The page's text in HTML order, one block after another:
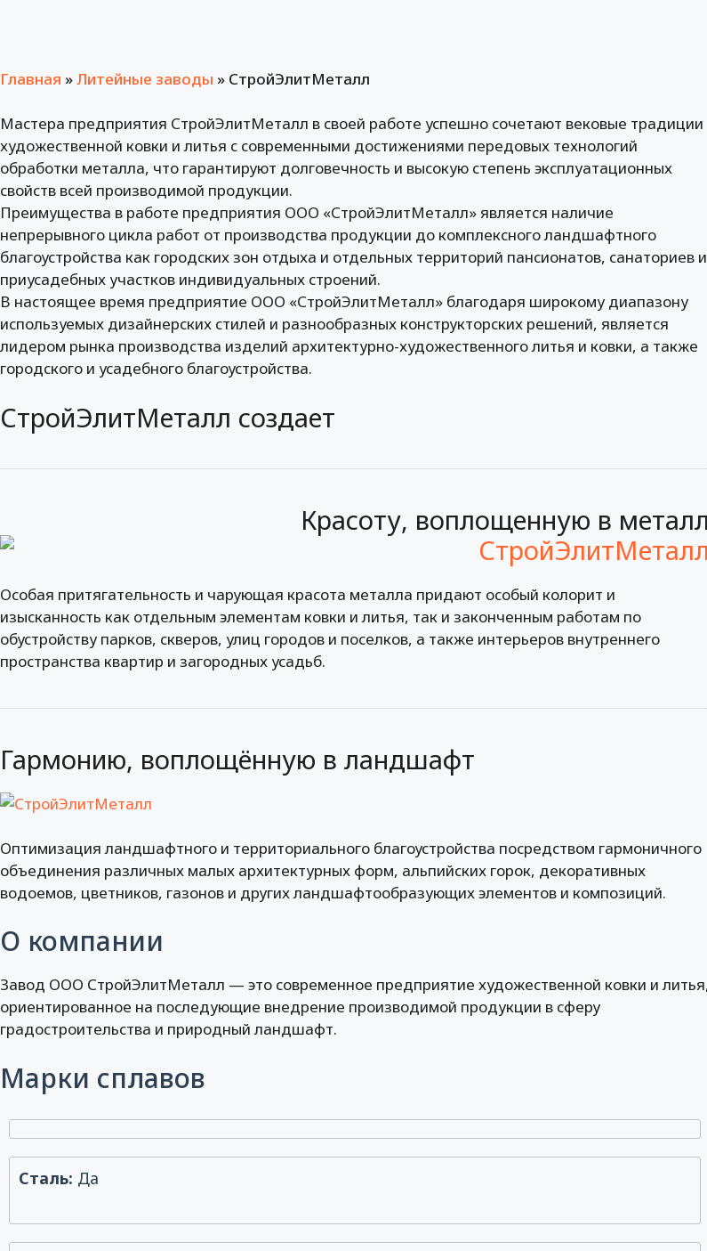
Главная »Литейные заводы » СтройЭлитМеталл
Мастера предприятия СтройЭлитМеталл в своей работе успешно сочетают вековые традиции
художественной ковки и литья с современными достижениями передовых технологий
обработки металла, что гарантируют долговечность и высокую степень эксплуатационных
свойств всей производимой продукции.
Преимущества в работе предприятия ООО «СтройЭлитМеталл» является наличие
непрерывного цикла работ от производства продукции до комплексного ландшафтного
благоустройства как городских зон отдыха и отдельных территорий пансионатов, санаториев и
приусадебных участков индивидуальных строений.
В настоящее время предприятие ООО «СтройЭлитМеталл» благодаря широкому диапазону
используемых дизайнерских стилей и разнообразных конструкторских решений, является
лидером рынка производства изделий архитектурно-художественного литья и ковки, а также
городского и усадебного благоустройства.
СтройЭлитМеталл создает
Красоту, воплощенную в металл
Особая притягательность и чарующая красота металла придают особый колорит и
изысканность как отдельным элементам ковки и литья, так и законченным работам по
обустройству парков, скверов, улиц городов и поселков, а также интерьеров внутреннего
пространства квартир и загородных усадьб.
Гармонию, воплощённую в ландшафт
Оптимизация ландшафтного и территориального благоустройства посредством гармоничного
объединения различных малых архитектурных форм, альпийских горок, декоративных
водоемов, цветников, газонов и других ландшафтообразующих элементов и композиций.
О компании
Завод ООО СтройЭлитМеталл — это современное предприятие художественной ковки и
ориентированное на последующие внедрение производимой продукции в сферу
градостроительства и природный ландшафт.
Марки сплавов
Сталь: Да